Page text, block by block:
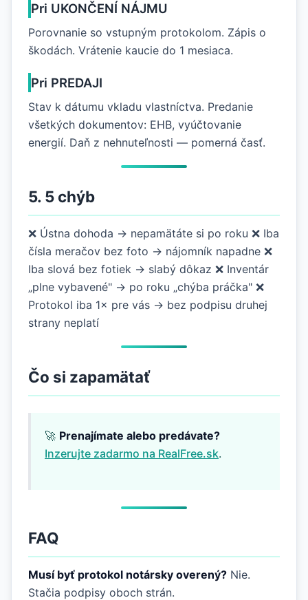
Pri UKONČENÍ NÁJMU
Porovnanie so vstupným protokolom. Zápis o
škodách. Vrátenie kaucie do 1 mesiaca.
Pri PREDAJI
Stav k dátumu vkladu vlastníctva. Predanie
všetkých dokumentov: EHB, vyúčtovanie
energií. Daň z nehnuteľnosti — pomerná časť.
5. 5 chýb
❌ Ústna dohoda → nepamätáte si po roku ❌ Iba
čísla meračov bez foto → nájomník napadne ❌
Iba slová bez fotiek → slabý dôkaz ❌ Inventár
„plne vybavené" → po roku „chýba práčka" ❌
Protokol iba 1× pre vás → bez podpisu druhej
strany neplatí
Čo si zapamätať
🚀 Prenajímate alebo predávate?
Inzerujte zadarmo na RealFree.sk.
FAQ
Musí byť protokol notársky overený? Nie.
Stačia podpisy oboch strán.